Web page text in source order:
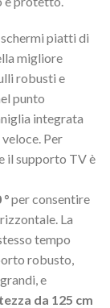
piatti di
migliore
robusti e
punto
integrata
Per
il supporto TV è
per consentire
La
tempo
robusto,
e
da 125 cm